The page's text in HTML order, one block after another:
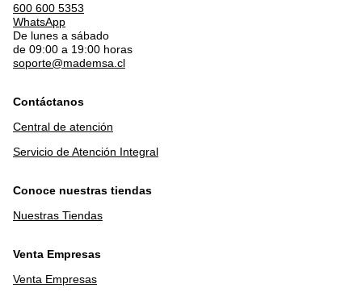
600 600 5353
WhatsApp
De lunes a sábado
de 09:00 a 19:00 horas
soporte@mademsa.cl
Contáctanos
Central de atención
Servicio de Atención Integral
Conoce nuestras tiendas
Nuestras Tiendas
Venta Empresas
Venta Empresas